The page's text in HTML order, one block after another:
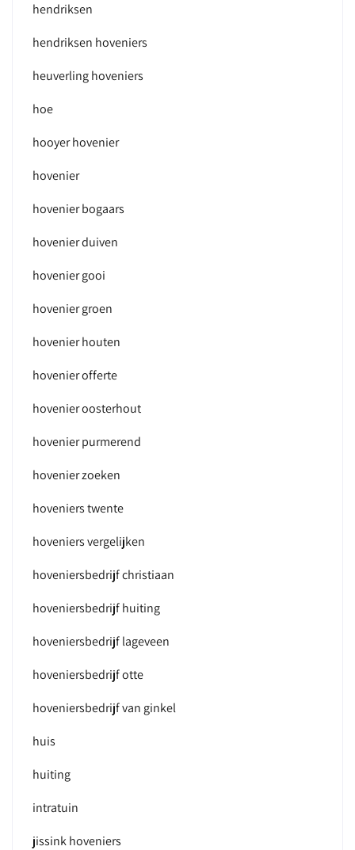
hendriksen
hendriksen hoveniers
heuverling hoveniers
hoe
hooyer hovenier
hovenier
hovenier bogaars
hovenier duiven
hovenier gooi
hovenier groen
hovenier houten
hovenier offerte
hovenier oosterhout
hovenier purmerend
hovenier zoeken
hoveniers twente
hoveniers vergelijken
hoveniersbedrijf christiaan
hoveniersbedrijf huiting
hoveniersbedrijf lageveen
hoveniersbedrijf otte
hoveniersbedrijf van ginkel
huis
huiting
intratuin
jissink hoveniers